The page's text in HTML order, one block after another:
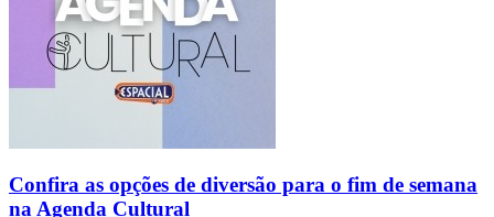
Confira as opções de diversão para o fim de semana
na Agenda Cultural